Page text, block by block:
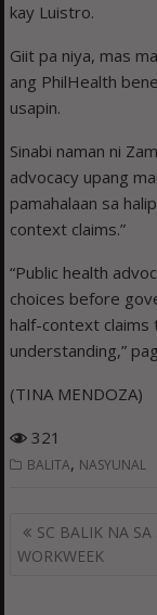
kay Luistro.
Giit pa niya, mas
ang PhilHealth
usapin.
Sinabi naman ni
advocacy upang
pamahalaan sa
context claims.”
“Public health
choices before
half-context claims
understanding,”
(TINA MENDOZA)
321
BALITA, NASYUNAL
Post
navigation
SC BALIK NA SA
WORKWEEK